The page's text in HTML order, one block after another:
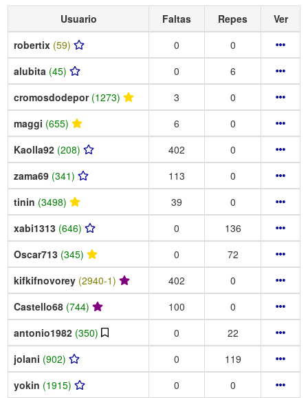
Usuario Faltas Repes
Ver
robertix (59) 0
0
alubita (45) 0
6
cromosdodepor (1273) 3
0
maggi (655) 6
0
Kaolla92 (208) 402
0
zama69 (341) 113
0
tinin (3498) 39
0
xabi1313 (646) 0
136
Oscar713 (345) 0
72
kifkifnovorey (2940-1) 402
0
Castello68 (744) 100
0
antonio1982 (350) 0
22
jolani (902) 0
119
yokin (1915) 0
0